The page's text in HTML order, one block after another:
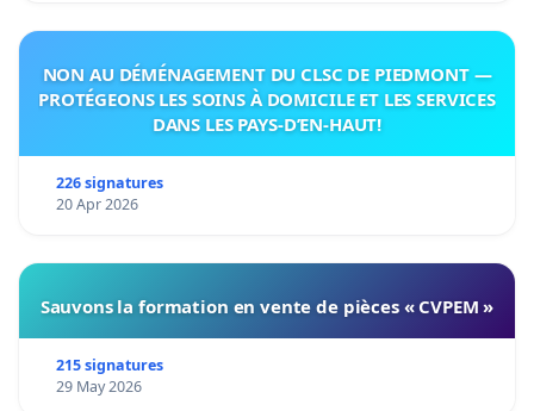
NON AU DÉMÉNAGEMENT DU CLSC DE PIEDMONT —
PROTÉGEONS LES SOINS À DOMICILE ET LES SERVICES
DANS LES PAYS-D’EN-HAUT!
226 signatures
20 Apr 2026
Sauvons la formation en vente de pièces « CVPEM »
215 signatures
29 May 2026